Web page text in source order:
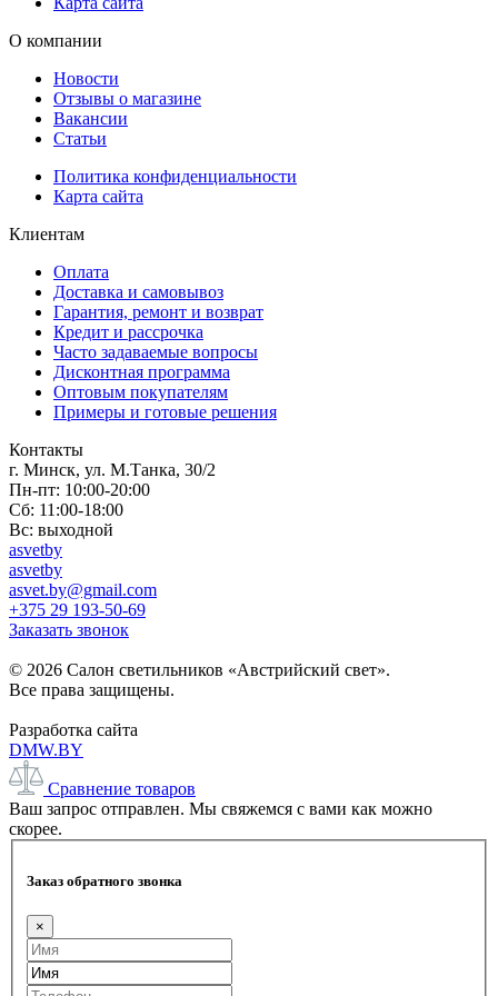
О компании
Новости
Отзывы о магазине
Вакансии
Статьи
Политика конфиденциальности
Карта сайта
Клиентам
Оплата
Доставка и самовывоз
Гарантия, ремонт и возврат
Кредит и рассрочка
Часто задаваемые вопросы
Дисконтная программа
Оптовым покупателям
Примеры и готовые решения
Контакты
г. Минск, ул. М.Танка, 30/2
Пн-пт: 10:00-20:00
Сб: 11:00-18:00
Вс: выходной
asvetby
asvetby
asvet.by@gmail.com
+375 29 193-50-69
Заказать звонок
© 2026 Салон светильников «Австрийский свет».
Все права защищены.
Разработка сайта
DMW.BY
Сравнение товаров
Ваш запрос отправлен. Мы свяжемся с вами как можно
скорее.
Заказ обратного звонка
×